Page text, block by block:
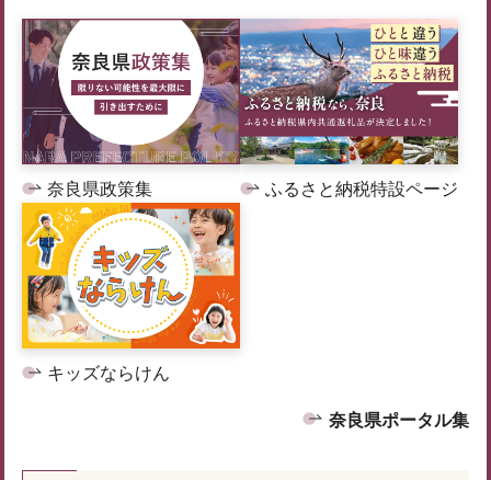
奈良県政策集 ふるさと納税特設ページ
キッズならけん
奈良県ポータル集